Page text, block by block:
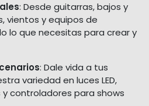
: Desde guitarras, bajos y
vientos y equipos de
lo que necesitas para crear y
: Dale vida a tus
variedad en luces LED,
controladores para shows